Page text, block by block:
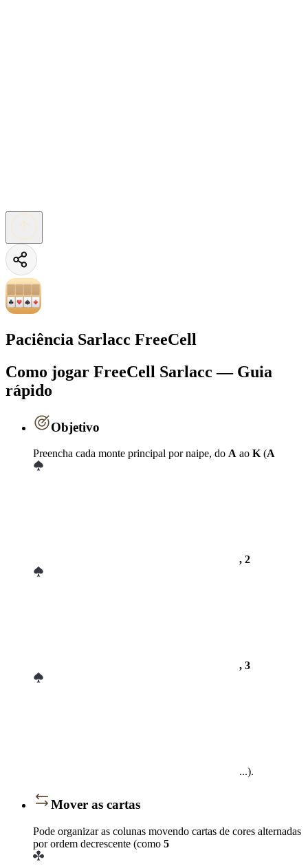
Paciência Sarlacc FreeCell
Como jogar FreeCell Sarlacc — Guia
rápido
Objetivo
Preencha cada monte principal por naipe, do A ao K(A
, 2
, 3
...).
Mover as cartas
Pode organizar as colunas movendo cartas de cores alternadas
por ordem decrescente (como 5